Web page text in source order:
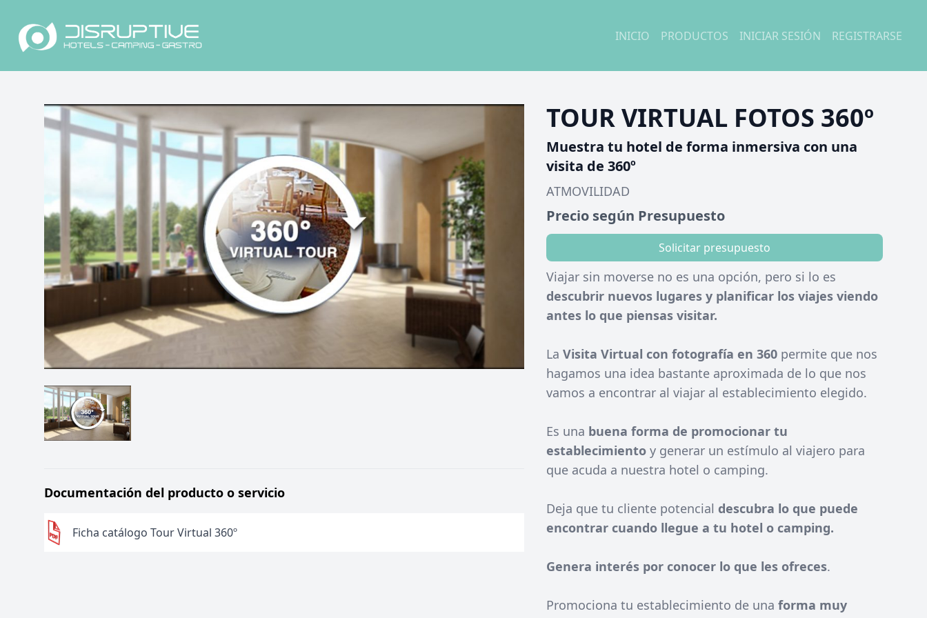
INICIO PRODUCTOS INICIAR SESIÓN REGISTRARSE
Documentación del producto o servicio
Ficha catálogo Tour Virtual 360º
TOUR VIRTUAL FOTOS 360º
Muestra tu hotel de forma inmersiva con una
visita de 360º
ATMOVILIDAD
Precio según Presupuesto
Solicitar presupuesto
Viajar sin moverse no es una opción, pero si lo es
descubrir nuevos lugares y planificar los viajes viendo
antes lo que piensas visitar.
La Visita Virtual con fotografía en 360 permite que nos
hagamos una idea bastante aproximada de lo que nos
vamos a encontrar al viajar al establecimiento elegido.
Es una buena forma de promocionar tu
establecimiento y generar un estímulo al viajero para
que acuda a nuestra hotel o camping.
Deja que tu cliente potencial descubra lo que puede
encontrar cuando llegue a tu hotel o camping.
Genera interés por conocer lo que les ofreces.
Promociona tu establecimiento de una forma muy